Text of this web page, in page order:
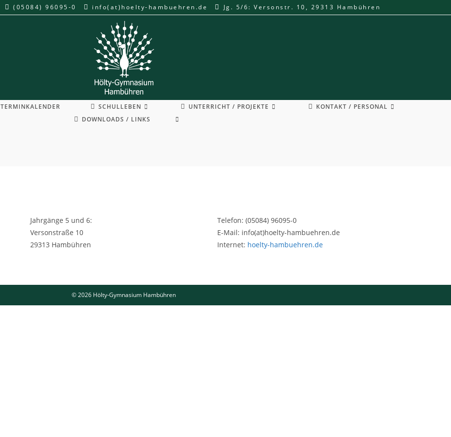
(05084) 96095-0 info(at)hoelty-hambuehren.de Jg. 5/6: Versonstr. 10, 29313 Hambühren
TERMINKALENDER SCHULLEBEN UNTERRICHT / PROJEKTE
KONTAKT / PERSONAL
DOWNLOADS / LINKS
WEBSITE-
Jahrgänge 5 und 6:
Versonstraße 10
29313 Hambühren
Telefon: (05084) 96095-0
E-Mail: info(at)hoelty-hambuehren.de
Internet: hoelty-hambuehren.de
© 2026 Hölty-Gymnasium Hambühren